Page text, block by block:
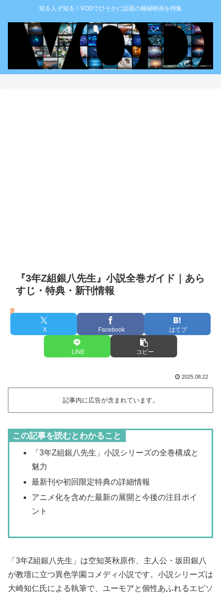
知る人ぞ知る！VODでひそかに話題の極秘映画を特集
『3年Z組銀八先生』小説全巻ガイド｜あら
すじ・特典・新刊情報
3年Z組銀八先生
X Facebook はてブ
LINE コピー
2025.08.22
記事内に広告が含まれています。
この記事を読むとわかること
「3年Z組銀八先生」小説シリーズの全巻構成と
魅力
最新刊や初回限定特典の詳細情報
アニメ化を含めた最新の展開と今後の注目ポイ
ント
「3年Z組銀八先生」は空知英秋原作、主人公・坂田銀八
が教壇に立つ異色学園コメディ小説です。小説シリーズは
大崎知仁氏による執筆で、ユーモアと個性あふれるエピソ